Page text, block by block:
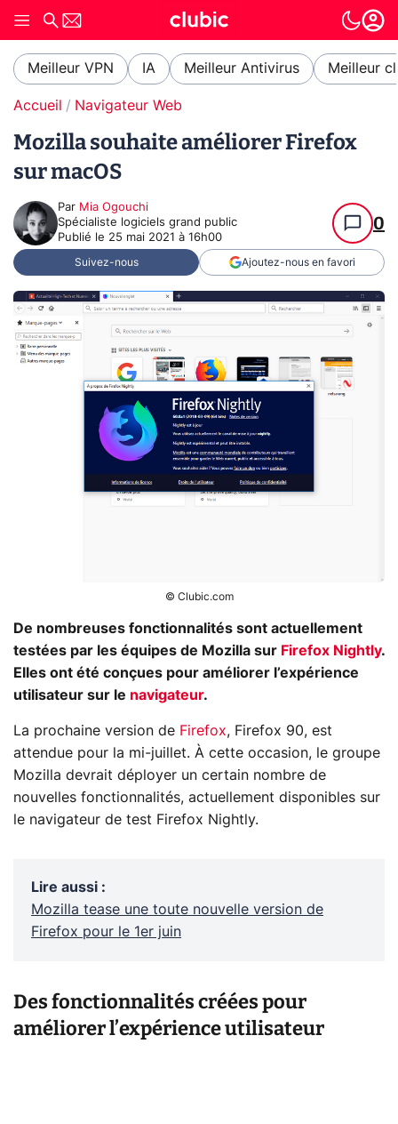
Meilleur VPN IA Meilleur Antivirus Meilleur
Accueil Navigateur Web
Mozilla souhaite améliorer Firefox
sur macOS
Par Mia Ogouchi
Spécialiste logiciels grand public
Publié le 25 mai 2021 à 16h00
0
Suivez-nous Ajoutez-nous en favori
© Clubic.com
De nombreuses fonctionnalités sont actuellement
testées par les équipes de Mozilla sur Firefox Nightly.
Elles ont été conçues pour améliorer l’expérience
utilisateur sur le navigateur.
La prochaine version de Firefox, Firefox 90, est
attendue pour la mi-juillet. À cette occasion, le groupe
Mozilla devrait déployer un certain nombre de
nouvelles fonctionnalités, actuellement disponibles sur
le navigateur de test Firefox Nightly.
Lire aussi :
Mozilla tease une toute nouvelle version de
Firefox pour le 1er juin
Des fonctionnalités créées pour
améliorer l’expérience utilisateur